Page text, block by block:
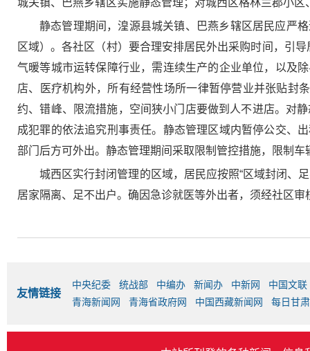
城关镇、巴燕乡辖区实施静态管理；对城西区格林兰郡小
静态管理期间，湟源县城关镇、巴燕乡辖区居民应严
区域）。各社区（村）要合理安排居民外出采购时间，引
气暖等城市运转保障行业，需连续生产的企业单位，以及
店、医疗机构外，所有经营性场所一律暂停营业并张贴封
约、错峰、限流措施，空间狭小门店要做到人不进店。对
成犯罪的依法追究刑事责任。静态管理区域内暂停公交、
部门后方可外出。静态管理期间采取限制管控措施，限制
城西区实行封闭管理的区域，居民应按照“区域封闭、
居家隔离、足不出户。确因急诊就医等外出者，须经社区
友情链接
中央纪委 统战部 中编办 新闻办 中新网
中国文联
青海新闻网
青海省政府网 中国西藏新闻网 每日甘